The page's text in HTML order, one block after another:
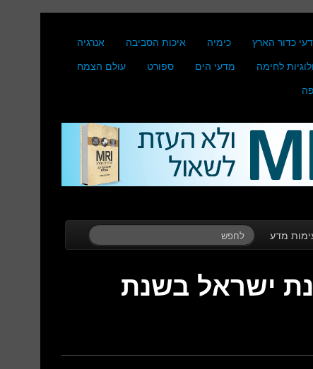
כדור הארץ כימיה איכות הסביבה
אנרגיה
לחימה מדעי הים ספורט
עולם הצמח
מדע
ישראל בשנת